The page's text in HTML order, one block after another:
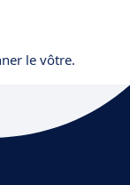
le vôtre.